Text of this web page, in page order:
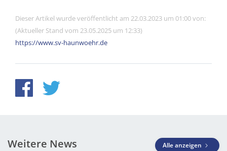
Dieser Artikel wurde veröffentlicht am 22.03.2023 um 01:00 von:
(Aktueller Stand vom 23.05.2025 um 12:33)
https://www.sv-haunwoehr.de
Weitere News Alle anzeigen